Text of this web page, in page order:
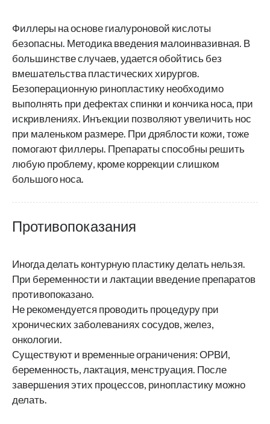
Филлеры на основе гиалуроновой кислоты
безопасны. Методика введения малоинвазивная. В
большинстве случаев, удается обойтись без
вмешательства пластических хирургов.
Безоперационную ринопластику необходимо
выполнять при дефектах спинки и кончика носа, при
искривлениях. Инъекции позволяют увеличить нос
при маленьком размере. При дряблости кожи, тоже
помогают филлеры. Препараты способны решить
любую проблему, кроме коррекции слишком
большого носа.
Противопоказания
Иногда делать контурную пластику делать нельзя.
При беременности и лактации введение препаратов
противопоказано.
Не рекомендуется проводить процедуру при
хронических заболеваниях сосудов, желез,
онкологии.
Существуют и временные ограничения: ОРВИ,
беременность, лактация, менструация. После
завершения этих процессов, ринопластику можно
делать.